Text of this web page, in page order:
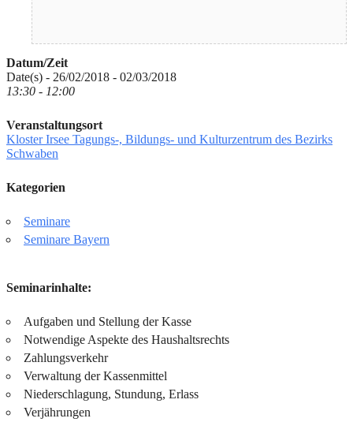
Datum/Zeit
Date(s) - 26/02/2018 - 02/03/2018
13:30 - 12:00
Veranstaltungsort
Kloster Irsee Tagungs-, Bildungs- und Kulturzentrum des Bezirks
Schwaben
Kategorien
Seminare
Seminare Bayern
Seminarinhalte:
Aufgaben und Stellung der Kasse
Notwendige Aspekte des Haushaltsrechts
Zahlungsverkehr
Verwaltung der Kassenmittel
Niederschlagung, Stundung, Erlass
Verjährungen